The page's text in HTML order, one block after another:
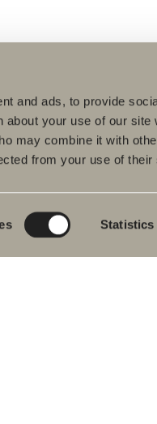
and ads, to provide
your use of our site
may combine it with
from your use of their
Statistics
Tuotesarjat
Poem Soft
Uutuuksia
kylpyhuoneeseen
Kalustesarjat
Graniittikeramiikka